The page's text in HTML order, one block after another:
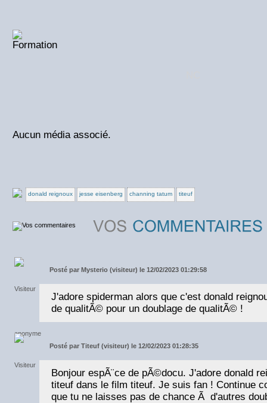
Aucun média associé.
donald reignoux jesse eisenberg channing tatum titeuf
Posté par Mysterio (visiteur) le 12/02/2023 01:29:58
J'adore spiderman alors que c'est donald
de qualitÃ© pour un doublage de qualitÃ© !
Posté par Titeuf (visiteur) le 12/02/2023 01:28:35
Bonjour espÃ¨ce de pÃ©docu. J'adore donald
titeuf dans le film titeuf. Je suis fan ! Continue
que tu ne laisses pas de chance Ã d'autres